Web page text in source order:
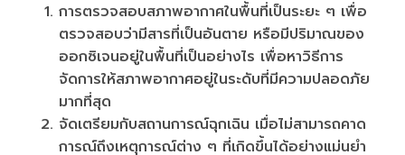
การตรวจสอบสภาพอากาศในพื้นที่เป็นระยะ ๆ เพื่อ
ตรวจสอบว่ามีสารที่เป็นอันตาย หรือมีปริมาณของ
ออกซิเจนอยู่ในพื้นที่เป็นอย่างไร เพื่อหาวิธีการ
จัดการให้สภาพอากาศอยู่ในระดับที่มีความปลอดภัย
มากที่สุด
จัดเตรียมกับสถานการณ์ฉุกเฉิน เมื่อไม่สามารถคาด
การณ์ถึงเหตุการณ์ต่าง ๆ ที่เกิดขึ้นได้อย่างแม่นยำ